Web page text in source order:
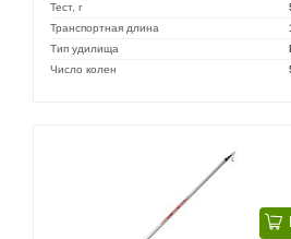
Тест, г
Транспортная длина
Тип удилища
Число колен